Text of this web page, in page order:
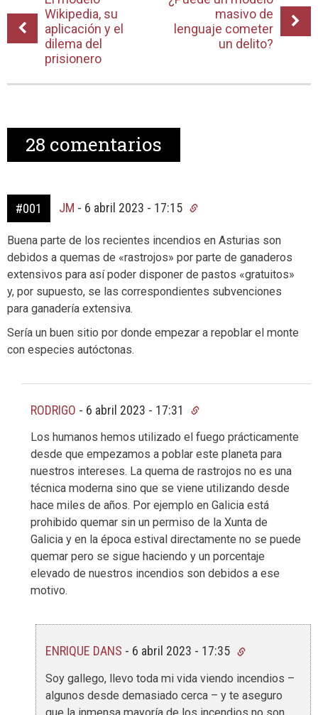
Wikipedia, su
aplicación y el
dilema del
prisionero
masivo de
lenguaje cometer
un delito?
28 comentarios
#001 JM - 6 abril 2023 - 17:15
Buena parte de los recientes incendios en Asturias son
debidos a quemas de «rastrojos» por parte de ganaderos
extensivos para así poder disponer de pastos «gratuitos»
y, por supuesto, se las correspondientes subvenciones
para ganadería extensiva.
Sería un buen sitio por donde empezar a repoblar el monte
con especies autóctonas.
RODRIGO - 6 abril 2023 - 17:31
Los humanos hemos utilizado el fuego prácticamente
desde que empezamos a poblar este planeta para
nuestros intereses. La quema de rastrojos no es una
técnica moderna sino que se viene utilizando desde
hace miles de años. Por ejemplo en Galicia está
prohibido quemar sin un permiso de la Xunta de
Galicia y en la época estival directamente no se puede
quemar pero se sigue haciendo y un porcentaje
elevado de nuestros incendios son debidos a ese
motivo.
ENRIQUE DANS - 6 abril 2023 - 17:35
Soy gallego, llevo toda mi vida viendo incendios –
algunos desde demasiado cerca – y te aseguro
que la inmensa mayoría de los incendios no son